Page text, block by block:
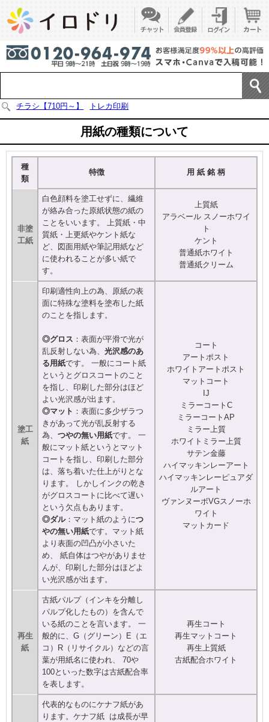
チラシ【710円～】 トレカ印刷
用紙の種類について
種
類
特徴 用 紙 銘 柄
非塗
工紙
白色顔料を塗工せずに、繊維
が絡み合った原紙状態の紙の
ことをいいます。 上質紙・中
質紙・上更紙やケント紙な
ど、図面用紙や筆記用紙など
に使われることが多い紙で
す。
上質紙
アラベール スノーホワイ
ト
ケント
普通紙ホワイト
普通紙クリーム
塗工
紙
印刷適性向上の為、原紙の表
面に特殊な塗料を塗布した紙
のことを指します。
◎グロス ：表面が平滑で光が
乱反射しない為、 光沢感のあ
る用紙です。 一般にコート紙
というとグロスコートのこと
を指し、印刷した部分はほど
よい光沢感が出ます。
◎マット ：表面に多少ザラつ
きがあって光が乱反射する
為、 つやの無い用紙です。 一
般にマット紙というとマット
コートを指し、印刷した部分
は、落ち着いた仕上がりとな
ります。 しかしインクの乾き
がグロスコートに比べて遅い
という欠点もあります。
◎ダル：マット紙のようにつ
やの無い用紙です。マット紙
より表面の凹凸が小さいた
め、 紙自体はつやがありませ
んが、印刷した部分はほどよ
い光沢感が出ます。
コート
アートポスト
ホワイトアートポスト
マットコート
IJ
ミラーコートC
ミラーコートAP
ミラー上質
ホワイトミラー上質
サテン金藤
ハイマッキンレーアート
ハイマッキンレーピュアダ
ルアート
ヴァンヌーボVGスノーホ
ワイト
マットカード
再生
紙
古紙パルプ（インキを分離し
パルプ化したもの）を含んで
いる紙のことを言います。 一
般的に、G（グリーン）E（エ
コ）R（リサイクル）などの言
葉が用紙名に使われ、 70や
100といった数字は古紙配合率
を表します。
再生コート
再生マットコート
再生上質紙
古紙配合ホワイト
代表的なものにケナフ紙があ
ります。ケナフ紙 は成長が早